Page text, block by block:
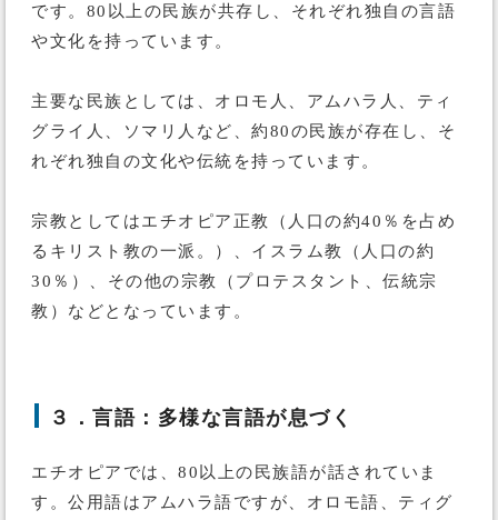
です。80以上の民族が共存し、それぞれ独自の言語
や文化を持っています。
主要な民族としては、オロモ人、アムハラ人、ティ
グライ人、ソマリ人など、約80の民族が存在し、そ
れぞれ独自の文化や伝統を持っています。
宗教としてはエチオピア正教（人口の約40％を占め
るキリスト教の一派。）、イスラム教（人口の約
30％）、その他の宗教（プロテスタント、伝統宗
教）などとなっています。
３．言語：多様な言語が息づく
エチオピアでは、80以上の民族語が話されていま
す。公用語はアムハラ語ですが、オロモ語、ティグ